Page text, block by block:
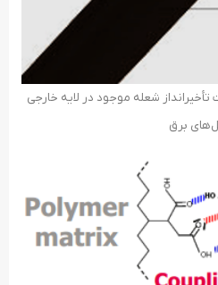
تأخیرانداز شعله موجود در لایه خارجی
برق